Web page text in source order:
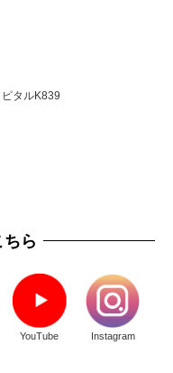
タルK839
ら
YouTube Instagram